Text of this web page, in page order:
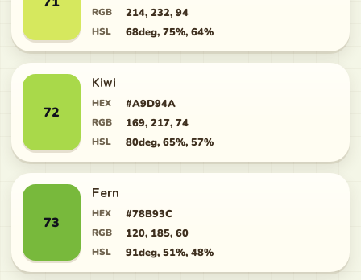
RGB 214, 232, 94
HSL 68deg, 75%, 64%
72
Kiwi
HEX #A9D94A
RGB 169, 217, 74
HSL 80deg, 65%, 57%
73
Fern
HEX #78B93C
RGB 120, 185, 60
HSL 91deg, 51%, 48%